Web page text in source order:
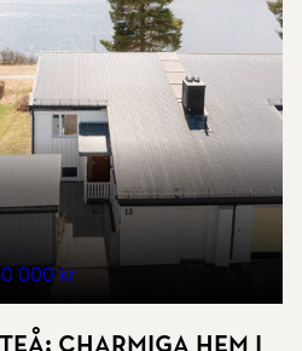
000 kr
Charmiga hem i